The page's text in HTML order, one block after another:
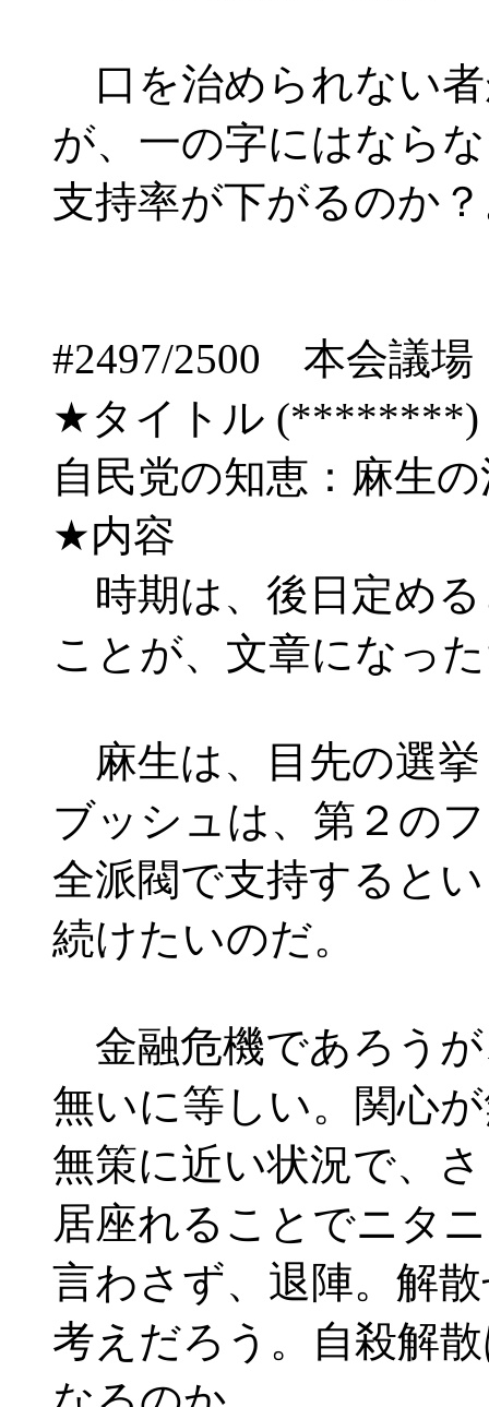
口を治められない者
が、一の字にはなら
支持率が下がるのか
#2497/2500 本会議
★タイトル (********)
自民党の知恵：麻生
★内容
時期は、後日定め
ことが、文章になっ
麻生は、目先の選挙
ブッシュは、第２の
全派閥で支持すると
続けたいのだ。
金融危機であろうが
無いに等しい。関心
無策に近い状況で、
居座れることでニタ
言わさず、退陣。解
考えだろう。自殺解